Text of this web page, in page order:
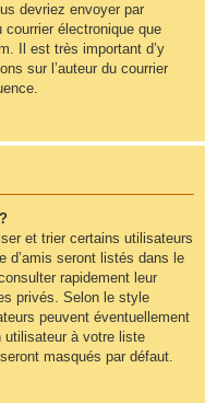
devriez envoyer par
électronique que
Il est très important d’y
sur l’auteur du courrier
et trier certains utilisateurs
d’amis seront listés dans le
rapidement leur
privés. Selon le style
peuvent éventuellement
utilisateur à votre liste
masqués par défaut.